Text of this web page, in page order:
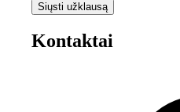
Siųsti užklausą
Kontaktai